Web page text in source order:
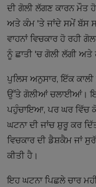
ਦੀ ਗੋਲੀ ਲੱਗਣ ਕਾਰਨ ਮੌਤ
ਅਤੇ ਕੰਮ 'ਤੇ ਜਾਂਦੇ ਸਮੇਂ ਬੱਸ
ਵਾਹਨਾਂ ਵਿਚਕਾਰ ਹੋ ਰਹੀ
ਨੂੰ ਛਾਤੀ 'ਚ ਗੋਲੀ ਲੱਗੀ ਅਤੇ
ਪੁਲਿਸ ਅਨੁਸਾਰ, ਇੱਕ ਕਾਲੀ
ਉੱਤੇ ਗੋਲੀਆਂ ਚਲਾਈਆਂ। ਇਹ
ਪਹੁੰਚਾਇਆ, ਪਰ ਘਰ ਵਿੱਚ
ਘਟਨਾ ਦੀ ਜਾਂਚ ਸ਼ੁਰੂ ਕਰ
ਵਿਚਕਾਰ ਦੀ ਡੈਸ਼ਕੈਮ ਜਾਂ
ਕੀਤੀ ਹੈ।​
ਇਹ ਘਟਨਾ ਪਿਛਲੇ ਚਾਰ